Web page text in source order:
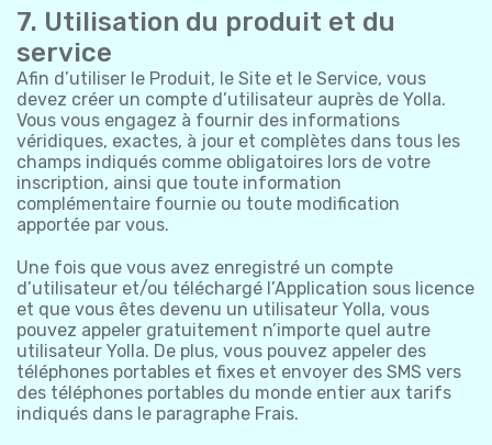
7. Utilisation du produit et du
service
Afin d’utiliser le Produit, le Site et le Service, vous
devez créer un compte d’utilisateur auprès de Yolla.
Vous vous engagez à fournir des informations
véridiques, exactes, à jour et complètes dans tous les
champs indiqués comme obligatoires lors de votre
inscription, ainsi que toute information
complémentaire fournie ou toute modification
apportée par vous.
Une fois que vous avez enregistré un compte
d’utilisateur et/ou téléchargé l’Application sous licence
et que vous êtes devenu un utilisateur Yolla, vous
pouvez appeler gratuitement n’importe quel autre
utilisateur Yolla. De plus, vous pouvez appeler des
téléphones portables et fixes et envoyer des SMS vers
des téléphones portables du monde entier aux tarifs
indiqués dans le paragraphe Frais.